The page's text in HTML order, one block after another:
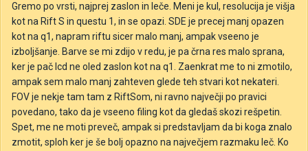
Gremo po vrsti, najprej zaslon in leče. Meni je kul, resolucija je višja
kot na Rift S in questu 1, in se opazi. SDE je precej manj opazen
kot na q1, napram riftu sicer malo manj, ampak vseeno je
izboljšanje. Barve se mi zdijo v redu, je pa črna res malo sprana,
ker je pač lcd ne oled zaslon kot na q1. Zaenkrat me to ni zmotilo,
ampak sem malo manj zahteven glede teh stvari kot nekateri.
FOV je nekje tam tam z RiftSom, ni ravno največji po pravici
povedano, tako da je vseeno filing kot da gledaš skozi rešpetin.
Spet, me ne moti preveč, ampak si predstavljam da bi koga znalo
zmotit, sploh ker je še bolj opazno na največjem razmaku leč. Ko